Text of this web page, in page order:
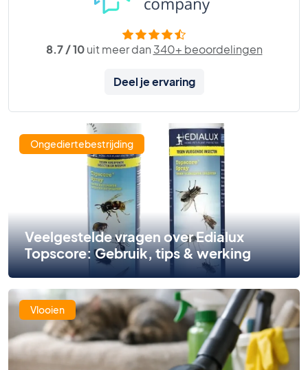
8.7 / 10uit meer dan 340+ beoordelingen
Deel je ervaring
Ongediertebestrijding
Veelgestelde vragen over Edialux
Topscore: Gebruik, tips & werking
Vlooien